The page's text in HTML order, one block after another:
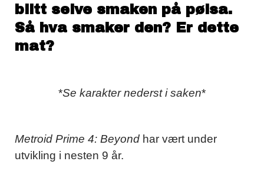
blitt selve smaken på pølsa.
Så hva smaker den? Er dette
mat?
*Se karakter nederst i saken*
Metroid Prime 4: Beyond har vært under
utvikling i nesten 9 år.